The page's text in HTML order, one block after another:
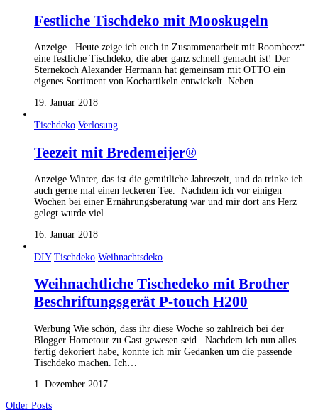
Festliche Tischdeko mit Mooskugeln
Anzeige Heute zeige ich euch in Zusammenarbeit mit Roombeez*
eine festliche Tischdeko, die aber ganz schnell gemacht ist! Der
Sternekoch Alexander Hermann hat gemeinsam mit OTTO ein
eigenes Sortiment von Kochartikeln entwickelt. Neben…
19. Januar 2018
Tischdeko Verlosung
Teezeit mit Bredemeijer®
Anzeige Winter, das ist die gemütliche Jahreszeit, und da trinke ich
auch gerne mal einen leckeren Tee. Nachdem ich vor einigen
Wochen bei einer Ernährungsberatung war und mir dort ans Herz
gelegt wurde viel…
16. Januar 2018
DIY Tischdeko Weihnachtsdeko
Weihnachtliche Tischedeko mit Brother
Beschriftungsgerät P-touch H200
Werbung Wie schön, dass ihr diese Woche so zahlreich bei der
Blogger Hometour zu Gast gewesen seid. Nachdem ich nun alles
fertig dekoriert habe, konnte ich mir Gedanken um die passende
Tischdeko machen. Ich…
1. Dezember 2017
Older Posts